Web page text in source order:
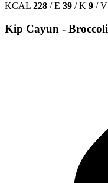
KCAL 228 / E 39 / K 9 / V
Kip Cayun - Broccoli